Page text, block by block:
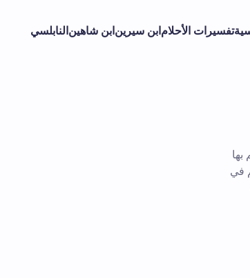
تفسيرات الأحلام ابن سيرين ابن شاهين النابلسي
في